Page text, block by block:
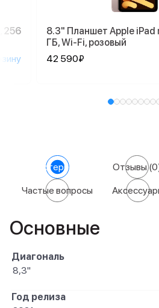
256
8.3" Планшет Apple iPad
ГБ, Wi-Fi, розовый
42 590₽
Характеристики Отзывы
Частые вопросы
Основные
Диагональ
8,3"
Год релиза